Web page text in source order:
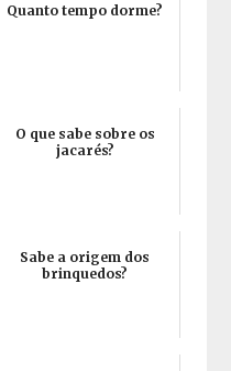
Quanto tempo dorme?
O que sabe sobre os
jacarés?
Sabe a origem dos
brinquedos?